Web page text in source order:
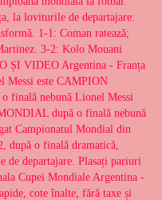
la loviturile de departajare:
1-1: Coman ratează;
3-2: Kolo Mouani
ȘI VIDEO Argentina - Franța
Messi este CAMPION
finală nebună Lionel Messi
după o finală nebună
Campionatul Mondial din
după o finală dramatică,
de departajare. Plasați pariuri
Cupei Mondiale Argentina -
cote înalte, fără taxe și